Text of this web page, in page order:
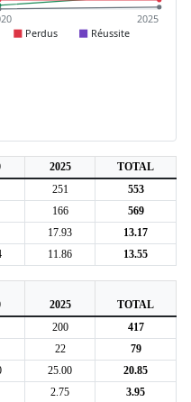
2025
Perdus Réussite
2025
TOTAL
251
553
166
569
17.93
13.17
11.86 13.55
2025
TOTAL
200
417
22
79
25.00
20.85
2.75 3.95